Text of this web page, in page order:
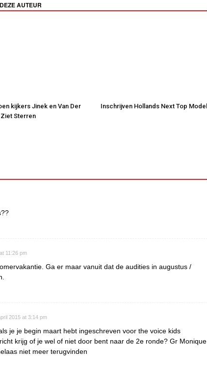
AUTEUR
kijkers Jinek en Van Der
Sterren
Inschrijven Hollands Next Top Model
11:26 pm
Ga er maar vanuit dat de audities in augustus /
2015 at 3:14 pm
je je begin maart hebt ingeschreven voor the voice kids
krijg of je wel of niet door bent naar de 2e ronde? Gr Monique
niet meer terugvinden